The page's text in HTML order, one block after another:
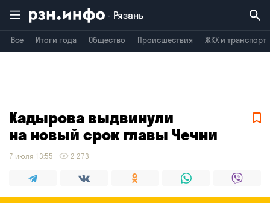
Рязань
Все Итоги года Общество Происшествия ЖКХ и транспорт
Воронеж Брянск
Кадырова выдвинули
на новый срок главы Чечни
7 июля 13:55 2 273